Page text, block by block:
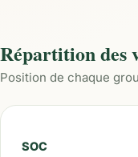
Répartition des
Position de chaque
SOC